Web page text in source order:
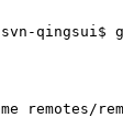
qingsui$
remotes/